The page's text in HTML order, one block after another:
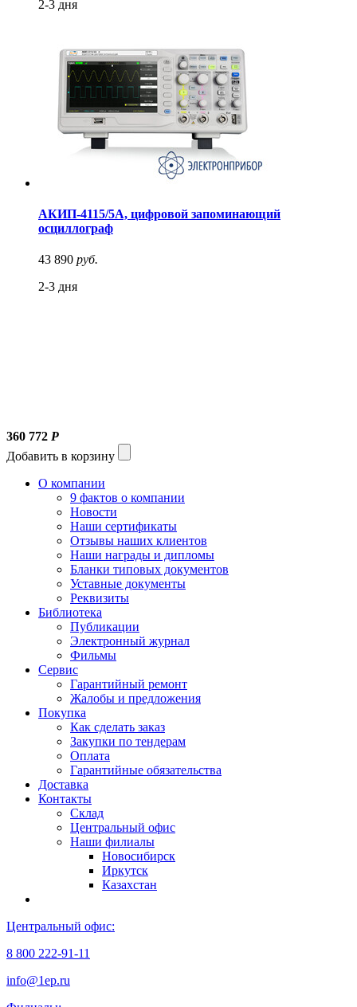
2-3 дня
АКИП-4115/5А, цифровой запоминающий
осциллограф
43 890 руб.
2-3 дня
360 772 Р
Добавить в корзину
О компании
9 фактов о компании
Новости
Наши сертификаты
Отзывы наших клиентов
Наши награды и дипломы
Бланки типовых документов
Уставные документы
Реквизиты
Библиотека
Публикации
Электронный журнал
Фильмы
Сервис
Гарантийный ремонт
Жалобы и предложения
Покупка
Как сделать заказ
Закупки по тендерам
Оплата
Гарантийные обязательства
Доставка
Контакты
Склад
Центральный офис
Наши филиалы
Новосибирск
Иркутск
Казахстан
Центральный офис:
8 800 222-91-11
info@1ep.ru